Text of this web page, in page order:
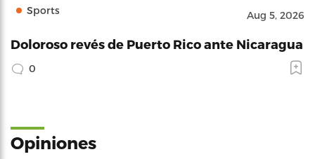
Sports Aug 5, 2026
Doloroso revés de Puerto Rico ante Nicaragua
0
Opiniones